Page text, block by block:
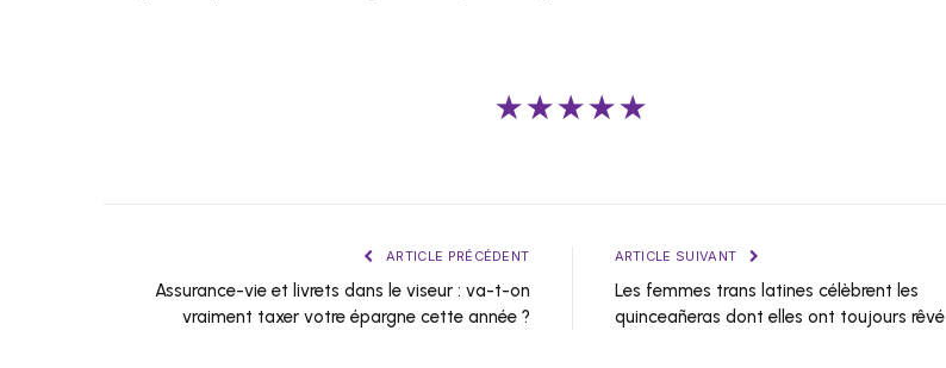
★★★★★
ARTICLE PRÉCÉDENT
Assurance-vie et livrets dans le viseur : va-t-on
vraiment taxer votre épargne cette année ?
ARTICLE SUIVANT
Les femmes trans latines célèbrent les
quinceañeras dont elles ont toujours rêvé